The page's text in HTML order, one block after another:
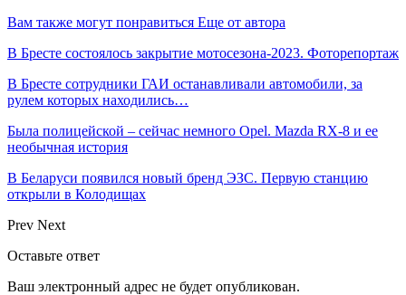
Вам также могут понравиться Еще от автора
В Бресте состоялось закрытие мотосезона-2023. Фоторепортаж
В Бресте сотрудники ГАИ останавливали автомобили, за
рулем которых находились…
Была полицейской – сейчас немного Opel. Mazda RX-8 и ее
необычная история
В Беларуси появился новый бренд ЭЗС. Первую станцию
открыли в Колодищах
Prev Next
Оставьте ответ
Ваш электронный адрес не будет опубликован.